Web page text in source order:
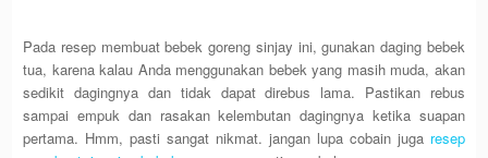
Pada resep membuat bebek goreng sinjay ini, gunakan daging bebek
tua, karena kalau Anda menggunakan bebek yang masih muda, akan
sedikit dagingnya dan tidak dapat direbus lama. Pastikan rebus
sampai empuk dan rasakan kelembutan dagingnya ketika suapan
pertama. Hmm, pasti sangat nikmat. jangan lupa cobain juga resep